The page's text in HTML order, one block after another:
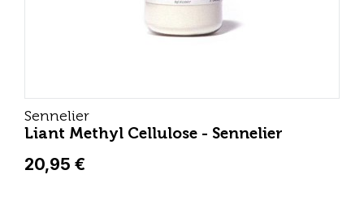
Sennelier
Liant Methyl Cellulose - Sennelier
20,95 €